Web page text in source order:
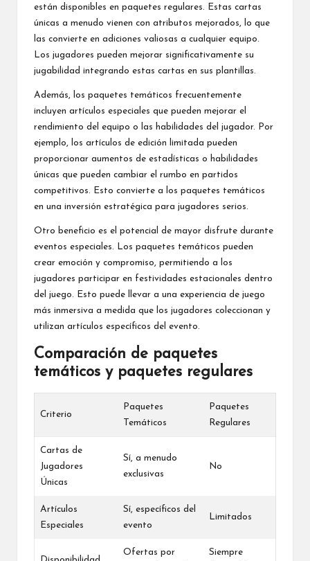
están disponibles en paquetes regulares. Estas cartas
únicas a menudo vienen con atributos mejorados, lo que
las convierte en adiciones valiosas a cualquier equipo.
Los jugadores pueden mejorar significativamente su
jugabilidad integrando estas cartas en sus plantillas.
Además, los paquetes temáticos frecuentemente
incluyen artículos especiales que pueden mejorar el
rendimiento del equipo o las habilidades del jugador. Por
ejemplo, los artículos de edición limitada pueden
proporcionar aumentos de estadísticas o habilidades
únicas que pueden cambiar el rumbo en partidos
competitivos. Esto convierte a los paquetes temáticos
en una inversión estratégica para jugadores serios.
Otro beneficio es el potencial de mayor disfrute durante
eventos especiales. Los paquetes temáticos pueden
crear emoción y compromiso, permitiendo a los
jugadores participar en festividades estacionales dentro
del juego. Esto puede llevar a una experiencia de juego
más inmersiva a medida que los jugadores coleccionan y
utilizan artículos específicos del evento.
Comparación de paquetes
temáticos y paquetes regulares
Criterio
Paquetes
Temáticos
Paquetes
Regulares
Cartas de
Jugadores
Únicas
Sí, a menudo
exclusivas
No
Artículos
Especiales
Sí, específicos del
evento
Limitados
Ofertas por
Siempre